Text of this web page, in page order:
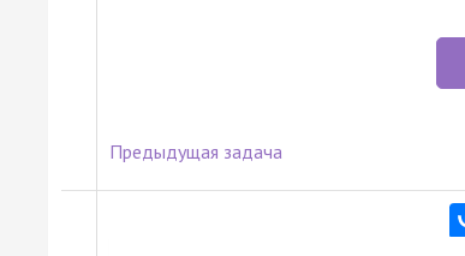
Предыдущая задача